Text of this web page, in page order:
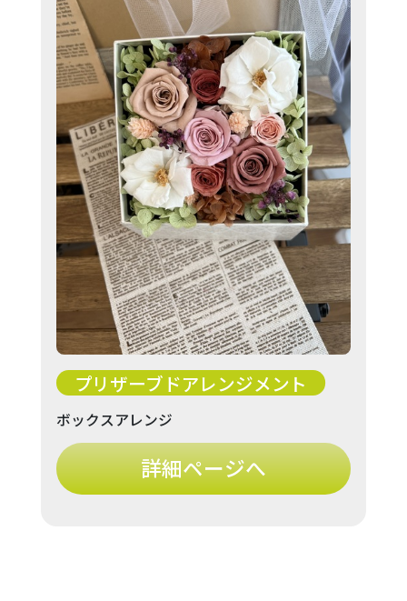
プリザーブドアレンジメント
ボックスアレンジ
詳細ページへ